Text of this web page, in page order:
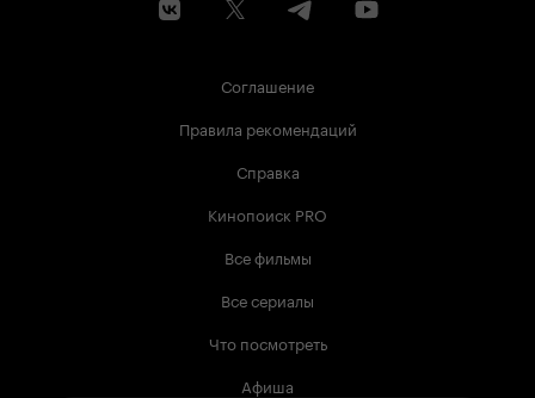
Соглашение
Правила рекомендаций
Справка
Кинопоиск PRO
Все фильмы
Все сериалы
Что посмотреть
Афиша